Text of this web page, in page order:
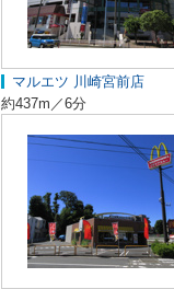
マルエツ 川崎宮前店
約437m／6分